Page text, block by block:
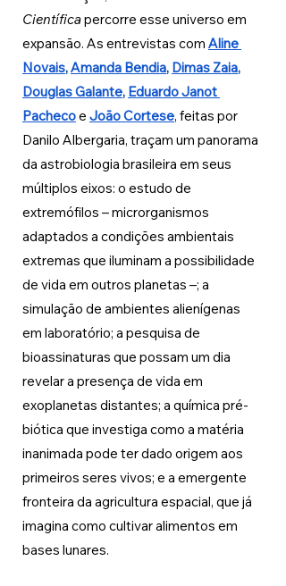
Científica percorre esse universo em
expansão. As entrevistas com Aline
Novais, Amanda Bendia, Dimas Zaia,
Douglas Galante, Eduardo Janot
Pachecoe João Cortese, feitas por
Danilo Albergaria, traçam um panorama
da astrobiologia brasileira em seus
múltiplos eixos: o estudo de
extremófilos – microrganismos
adaptados a condições ambientais
extremas que iluminam a possibilidade
de vida em outros planetas –; a
simulação de ambientes alienígenas
em laboratório; a pesquisa de
bioassinaturas que possam um dia
revelar a presença de vida em
exoplanetas distantes; a química pré-
biótica que investiga como a matéria
inanimada pode ter dado origem aos
primeiros seres vivos; e a emergente
fronteira da agricultura espacial, que já
imagina como cultivar alimentos em
bases lunares.